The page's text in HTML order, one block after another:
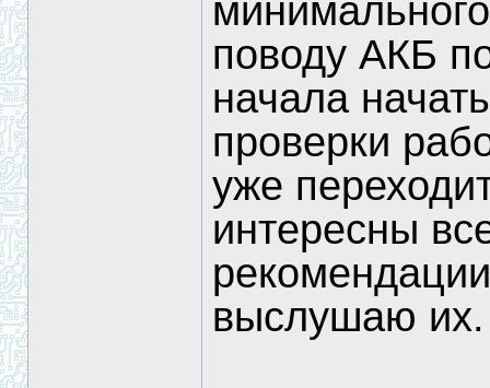
поводу АКБ
начала
проверки
уже
интересны
выслушаю их.